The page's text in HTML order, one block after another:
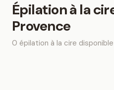
Épilation à la
Provence
0 épilation à la cire disponible